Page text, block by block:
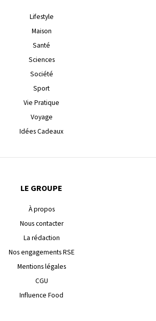
Lifestyle
Maison
Santé
Sciences
Société
Sport
Vie Pratique
Voyage
Idées Cadeaux
LE GROUPE
À propos
Nous contacter
La rédaction
Nos engagements RSE
Mentions légales
CGU
Influence Food